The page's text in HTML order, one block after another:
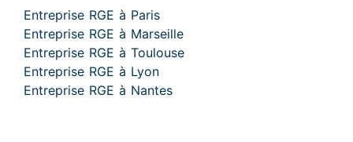
Entreprise RGE à Paris
Entreprise RGE à Marseille
Entreprise RGE à Toulouse
Entreprise RGE à Lyon
Entreprise RGE à Nantes